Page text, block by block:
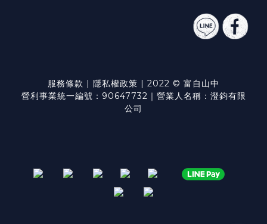
服務條款 | 隱私權政策 | 2022 © 富自山中
營利事業統一編號：90647732｜營業人名稱：澄鈞有限
公司